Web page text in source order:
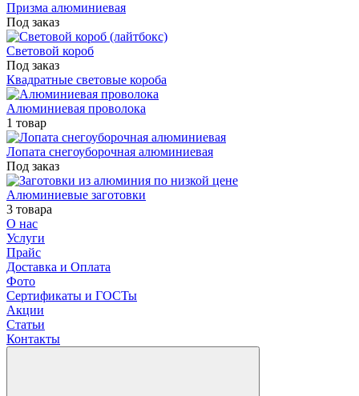
Призма алюминиевая
Под заказ
Световой короб
Под заказ
Квадратные световые короба
Алюминиевая проволока
1 товар
Лопата снегоуборочная алюминиевая
Под заказ
Алюминиевые заготовки
3 товара
О нас
Услуги
Прайс
Доставка и Оплата
Фото
Сертификаты и ГОСТы
Акции
Статьи
Контакты